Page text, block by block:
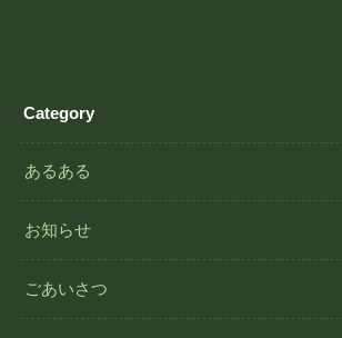
Category
あるある
お知らせ
ごあいさつ